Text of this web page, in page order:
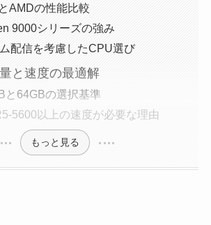
AMDの性能比較
9000シリーズの強み
配信を考慮したCPU選び
と速度の最適解
と64GBの選択基準
5600以上の速度が必要な理由
もっと見る